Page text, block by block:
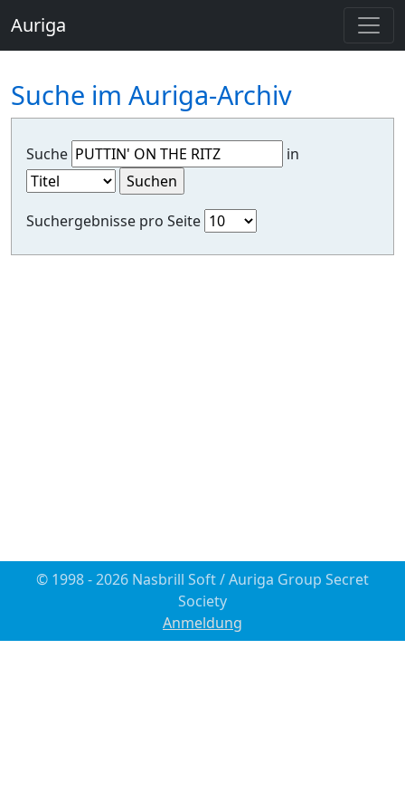
Auriga
Suche im Auriga-Archiv
Suche in
Suchergebnisse pro Seite
© 1998 - 2026 Nasbrill Soft / Auriga Group Secret
Society
Anmeldung